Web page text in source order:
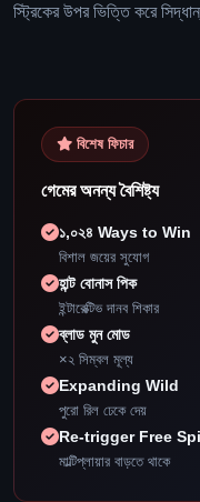
স্ট্রিকের উপর ভিত্তি করে
বিশেষ ফিচার
গেমের অনন্য বৈশিষ্ট্য
১,০২৪ Ways to Win
বিশাল জয়ের সুযোগ
হান্ট বোনাস পিক
ইন্টারেক্টিভ দানব শিকার
ব্লাড মুন মোড
×২ সিম্বল মূল্য
Expanding Wild
পুরো রিল ঢেকে দেয়
Re-trigger Free
মাল্টিপ্লায়ার বাড়তে থাকে